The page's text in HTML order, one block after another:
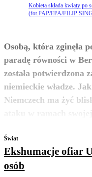
Kobieta składa kwiaty po
(fot.PAP/EPA/FILIP
Osobą, która zginęła
paradę równości w
została potwierdzona
niemieckie władze.
Niemczech ma żyć
Świat
Ekshumacje ofiar
osób